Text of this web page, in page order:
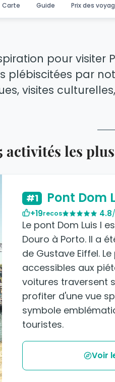
Carte Guide Prix des
pour visiter
plébiscitées par
visites
activités les
#1 Pont Dom
+19recos 4.8
Le pont Dom Luis I
Douro à Porto. Il a
de Gustave Eiffel.
accessibles aux
voitures traversent
profiter d'une vue
symbole
touristes.
Voir